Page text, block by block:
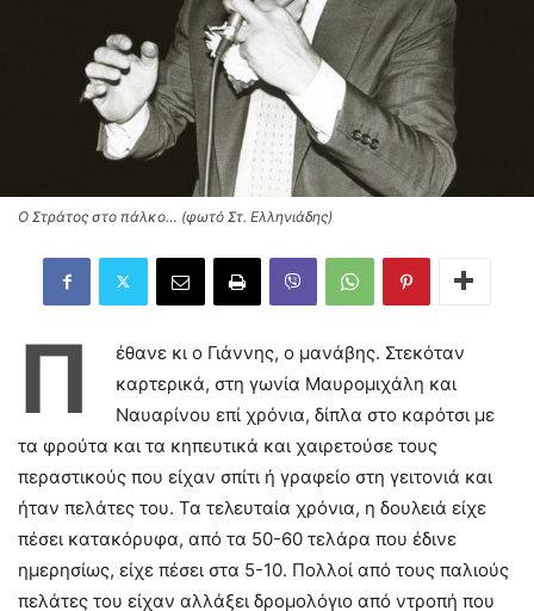
Ο Στράτος στο πάλκο… (φωτό Στ. Ελληνιάδης)
Π
έθανε κι ο Γιάννης, ο μανάβης. Στεκόταν
καρτερικά, στη γωνία Μαυρομιχάλη και
Ναυαρίνου επί χρόνια, δίπλα στο καρότσι με
τα φρούτα και τα κηπευτικά και χαιρετούσε τους
περαστικούς που είχαν σπίτι ή γραφείο στη γειτονιά και
ήταν πελάτες του. Τα τελευταία χρόνια, η δουλειά είχε
πέσει κατακόρυφα, από τα 50-60 τελάρα που έδινε
ημερησίως, είχε πέσει στα 5-10. Πολλοί από τους παλιούς
πελάτες του είχαν αλλάξει δρομολόγιο από ντροπή που